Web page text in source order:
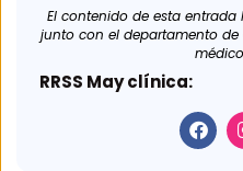
El contenido de esta
junto con el departamento
RRSS May clínica: